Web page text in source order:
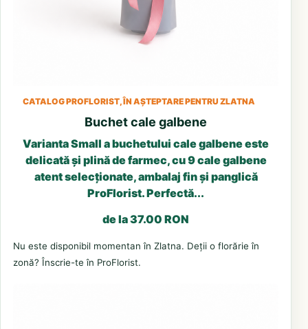
CATALOG PROFLORIST, ÎN AȘTEPTARE PENTRU ZLATNA
Buchet cale galbene
Varianta Small a buchetului cale galbene este
delicată și plină de farmec, cu 9 cale galbene
atent selecționate, ambalaj fin și panglică
ProFlorist. Perfectă...
de la 37.00 RON
Nu este disponibil momentan în Zlatna. Deții o florărie în
zonă? Înscrie-te în ProFlorist.